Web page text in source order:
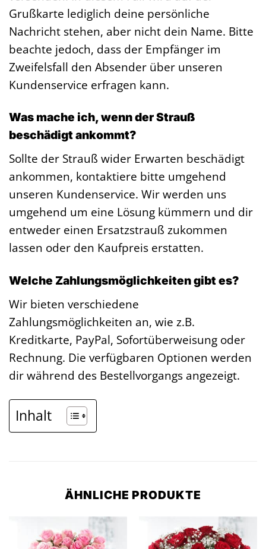
Grußkarte lediglich deine persönliche
Nachricht stehen, aber nicht dein Name. Bitte
beachte jedoch, dass der Empfänger im
Zweifelsfall den Absender über unseren
Kundenservice erfragen kann.
Was mache ich, wenn der Strauß
beschädigt ankommt?
Sollte der Strauß wider Erwarten beschädigt
ankommen, kontaktiere bitte umgehend
unseren Kundenservice. Wir werden uns
umgehend um eine Lösung kümmern und dir
entweder einen Ersatzstrauß zukommen
lassen oder den Kaufpreis erstatten.
Welche Zahlungsmöglichkeiten gibt es?
Wir bieten verschiedene
Zahlungsmöglichkeiten an, wie z.B.
Kreditkarte, PayPal, Sofortüberweisung oder
Rechnung. Die verfügbaren Optionen werden
dir während des Bestellvorgangs angezeigt.
Inhalt
ÄHNLICHE PRODUKTE